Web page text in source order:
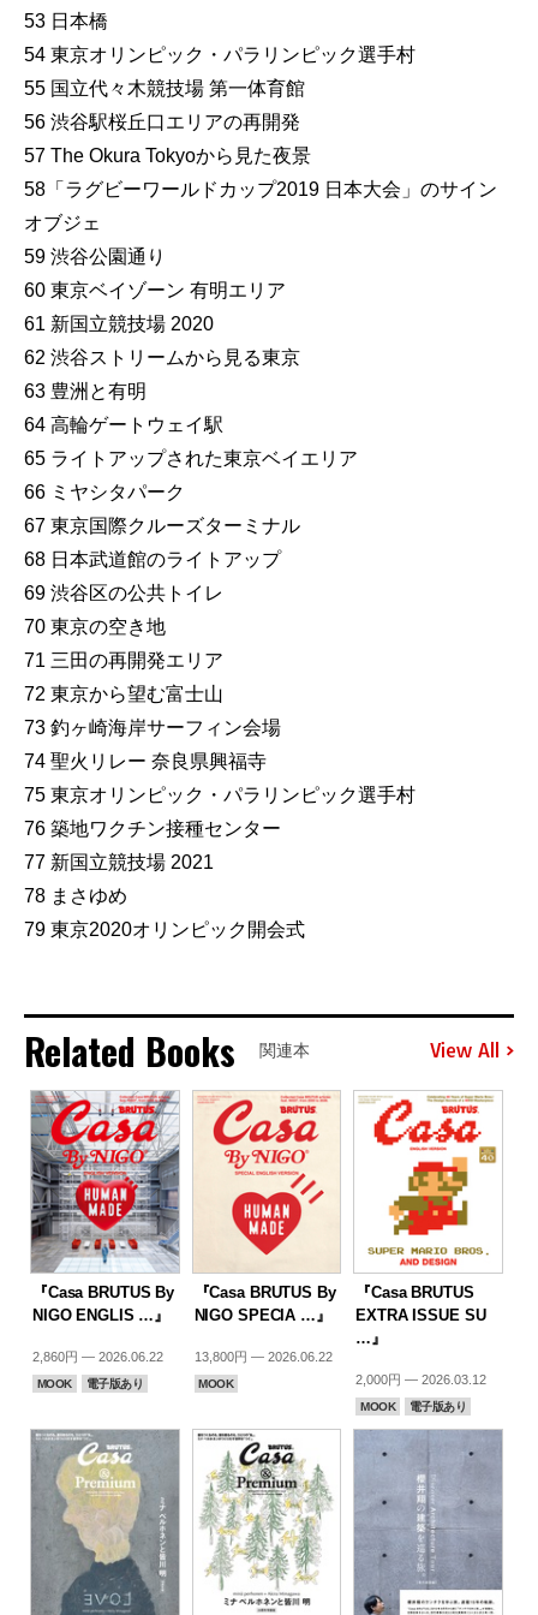
53 日本橋
54 東京オリンピック・パラリンピック選手村
55 国立代々木競技場 第一体育館
56 渋谷駅桜丘口エリアの再開発
57 The Okura Tokyoから見た夜景
58「ラグビーワールドカップ2019 日本大会」のサイン
オブジェ
59 渋谷公園通り
60 東京ベイゾーン 有明エリア
61 新国立競技場 2020
62 渋谷ストリームから見る東京
63 豊洲と有明
64 高輪ゲートウェイ駅
65 ライトアップされた東京ベイエリア
66 ミヤシタパーク
67 東京国際クルーズターミナル
68 日本武道館のライトアップ
69 渋谷区の公共トイレ
70 東京の空き地
71 三田の再開発エリア
72 東京から望む富士山
73 釣ヶ崎海岸サーフィン会場
74 聖火リレー 奈良県興福寺
75 東京オリンピック・パラリンピック選手村
76 築地ワクチン接種センター
77 新国立競技場 2021
78 まさゆめ
79 東京2020オリンピック開会式
Related Books 関連本 View All
『Casa BRUTUS By
NIGO ENGLIS …』
2,860円 — 2026.06.22
MOOK 電子版あり
『Casa BRUTUS By
NIGO SPECIA …』
13,800円 — 2026.06.22
MOOK
『Casa BRUTUS
EXTRA ISSUE SU
…』
2,000円 — 2026.03.12
MOOK 電子版あり